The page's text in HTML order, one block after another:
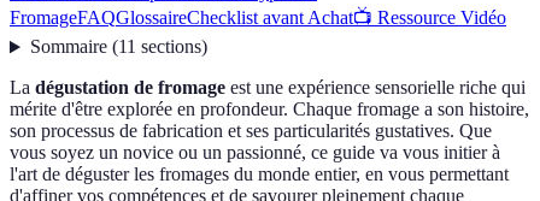
FromageFAQGlossaireChecklist avant Achat📺 Ressource Vidéo
Sommaire(11 sections)
La dégustation de fromage est une expérience sensorielle riche qui
mérite d'être explorée en profondeur. Chaque fromage a son histoire,
son processus de fabrication et ses particularités gustatives. Que
vous soyez un novice ou un passionné, ce guide va vous initier à
l'art de déguster les fromages du monde entier, en vous permettant
d'affiner vos compétences et de savourer pleinement chaque